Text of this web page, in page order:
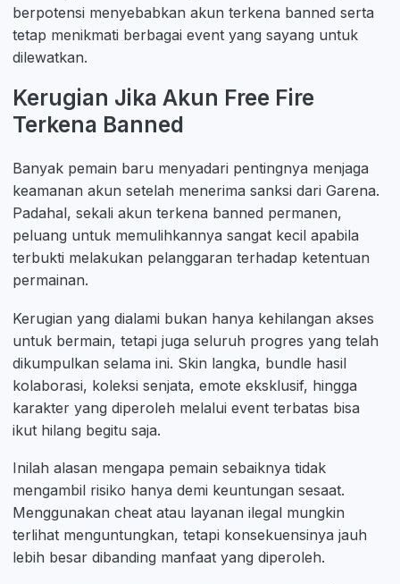
berpotensi menyebabkan akun terkena banned serta
tetap menikmati berbagai event yang sayang untuk
dilewatkan.
Kerugian Jika Akun Free Fire
Terkena Banned
Banyak pemain baru menyadari pentingnya menjaga
keamanan akun setelah menerima sanksi dari Garena.
Padahal, sekali akun terkena banned permanen,
peluang untuk memulihkannya sangat kecil apabila
terbukti melakukan pelanggaran terhadap ketentuan
permainan.
Kerugian yang dialami bukan hanya kehilangan akses
untuk bermain, tetapi juga seluruh progres yang telah
dikumpulkan selama ini. Skin langka, bundle hasil
kolaborasi, koleksi senjata, emote eksklusif, hingga
karakter yang diperoleh melalui event terbatas bisa
ikut hilang begitu saja.
Inilah alasan mengapa pemain sebaiknya tidak
mengambil risiko hanya demi keuntungan sesaat.
Menggunakan cheat atau layanan ilegal mungkin
terlihat menguntungkan, tetapi konsekuensinya jauh
lebih besar dibanding manfaat yang diperoleh.